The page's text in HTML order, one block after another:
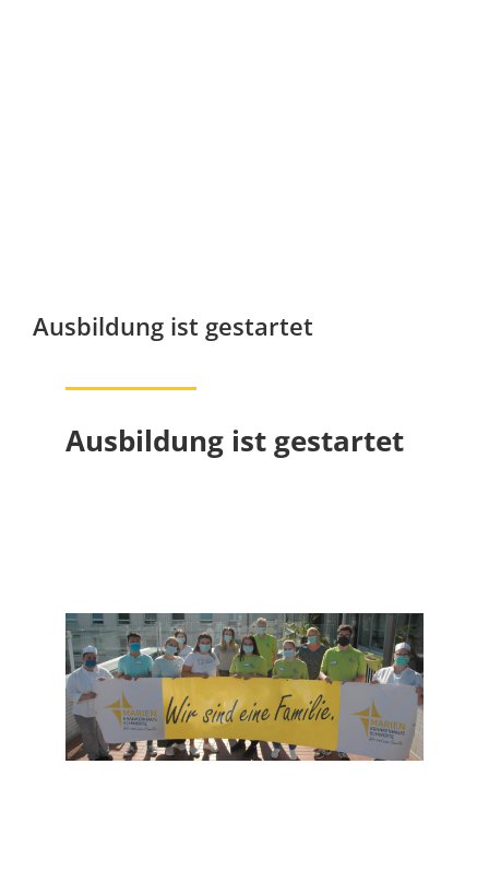
Ausbildung ist gestartet
Ausbildung ist gestartet